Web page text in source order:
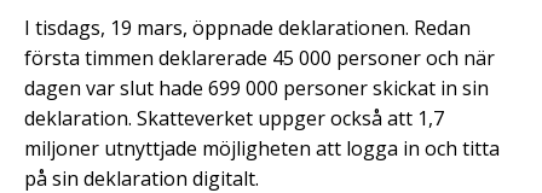
I tisdags, 19 mars, öppnade deklarationen. Redan
första timmen deklarerade 45 000 personer och när
dagen var slut hade 699 000 personer skickat in sin
deklaration. Skatteverket uppger också att 1,7
miljoner utnyttjade möjligheten att logga in och titta
på sin deklaration digitalt.